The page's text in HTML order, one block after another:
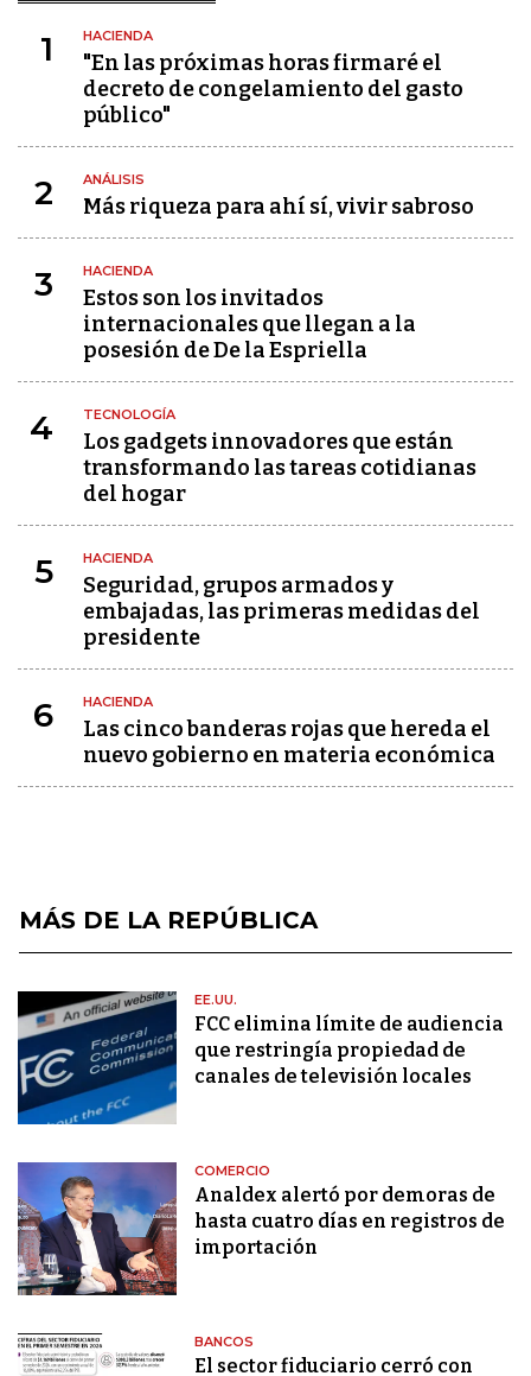
1 HACIENDA
"En las próximas horas firmaré el
decreto de congelamiento del gasto
público"
2 ANÁLISIS
Más riqueza para ahí sí, vivir sabroso
3 HACIENDA
Estos son los invitados
internacionales que llegan a la
posesión de De la Espriella
4 TECNOLOGÍA
Los gadgets innovadores que están
transformando las tareas cotidianas
del hogar
5 HACIENDA
Seguridad, grupos armados y
embajadas, las primeras medidas del
presidente
6 HACIENDA
Las cinco banderas rojas que hereda el
nuevo gobierno en materia económica
MÁS DE LA REPÚBLICA
EE.UU.
FCC elimina límite de audiencia
que restringía propiedad de
canales de televisión locales
COMERCIO
Analdex alertó por demoras de
hasta cuatro días en registros de
importación
BANCOS
El sector fiduciario cerró con